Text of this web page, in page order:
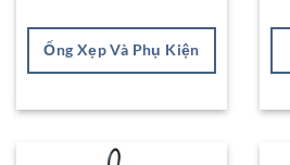
Ống Xẹp Và Phụ Kiện